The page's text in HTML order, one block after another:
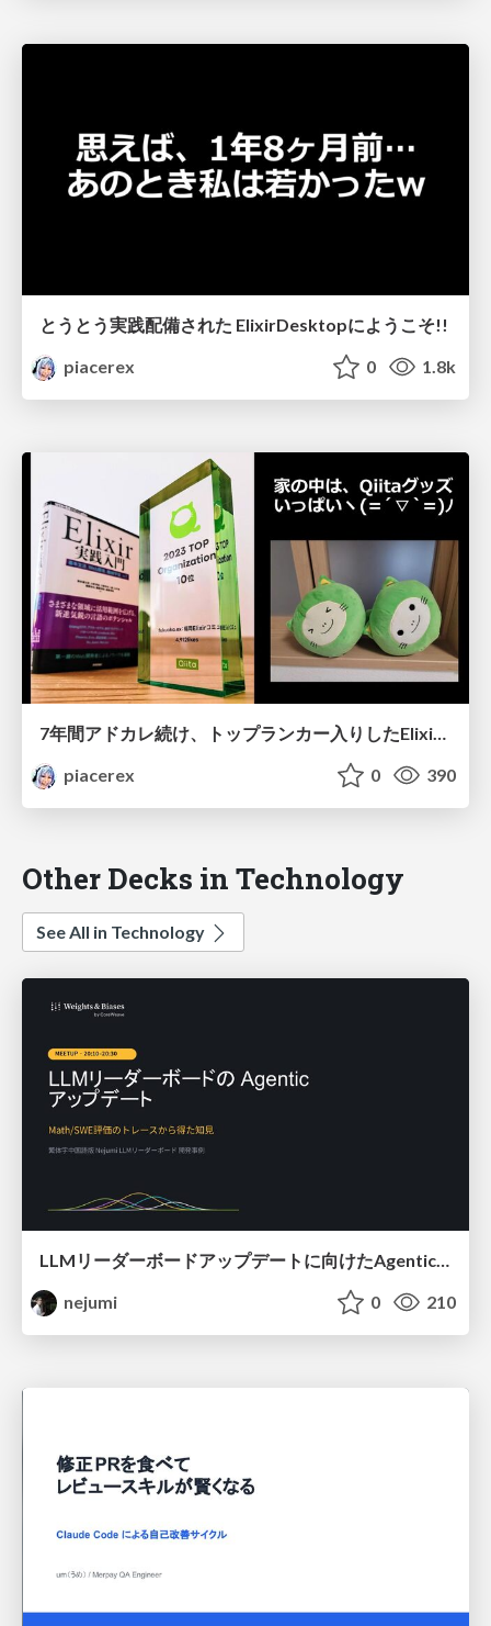
とうとう実践配備された ElixirDesktopにようこそ!!
piacerex
0 1.8k
7年間アドカレ続け、トップランカー入りしたElixirにようこそ!!
piacerex
0 390
Other Decks in Technology
See All in Technology
nejumi
0 210